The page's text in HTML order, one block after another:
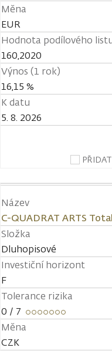
Měna
EUR
Hodnota podílového
160,2020
Výnos (1 rok)
16,15 %
K datu
5. 8. 2026
Název
C-QUADRAT ARTS
Složka
Dluhopisové
Investiční horizont
F
Tolerance rizika
0 / 7
Měna
CZK